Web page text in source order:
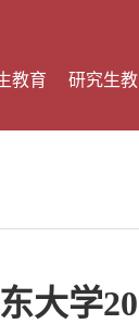
教育 研究生
大学